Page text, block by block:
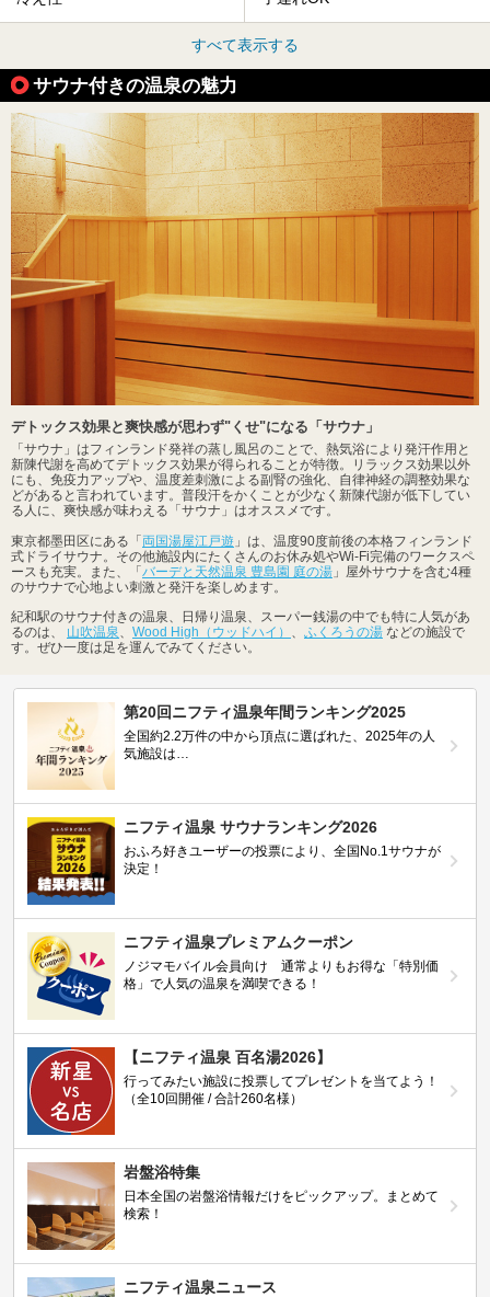
すべて表示する
サウナ付きの温泉の魅力
デトックス効果と爽快感が思わず"くせ"になる「サウナ」
「サウナ」はフィンランド発祥の蒸し風呂のことで、熱気浴により発汗作用と
新陳代謝を高めてデトックス効果が得られることが特徴。リラックス効果以外
にも、免疫力アップや、温度差刺激による副腎の強化、自律神経の調整効果な
どがあると言われています。普段汗をかくことが少なく新陳代謝が低下してい
る人に、爽快感が味わえる「サウナ」はオススメです。
東京都墨田区にある「 両国湯屋江戸遊 」は、温度90度前後の本格フィンランド
式ドライサウナ。その他施設内にたくさんのお休み処やWi-Fi完備のワークスペ
ースも充実。また、「 バーデと天然温泉 豊島園 庭の湯 」屋外サウナを含む4種
のサウナで心地よい刺激と発汗を楽しめます。
紀和駅のサウナ付きの温泉、日帰り温泉、スーパー銭湯の中でも特に人気があ
るのは、 山吹温泉、 Wood High（ウッドハイ） 、 ふくろうの湯 などの施設で
す。ぜひ一度は足を運んでみてください。
第20回ニフティ温泉年間ランキング2025
全国約2.2万件の中から頂点に選ばれた、2025年の人
気施設は…
ニフティ温泉 サウナランキング2026
おふろ好きユーザーの投票により、全国No.1サウナが
決定！
ニフティ温泉プレミアムクーポン
ノジマモバイル会員向け 通常よりもお得な「特別価
格」で人気の温泉を満喫できる！
【ニフティ温泉 百名湯2026】
行ってみたい施設に投票してプレゼントを当てよう！
（全10回開催 / 合計260名様）
岩盤浴特集
日本全国の岩盤浴情報だけをピックアップ。まとめて
検索！
ニフティ温泉ニュース